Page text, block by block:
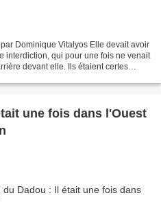
Vitalyos Elle devait avoir
interdiction, qui pour une fois ne venait
devant elle. Ils étaient certes
une fois dans l'Ouest